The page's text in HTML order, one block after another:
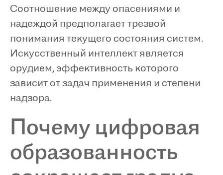
Соотношение между опасениями и
надеждой предполагает трезвой
понимания текущего состояния систем.
Искусственный интеллект является
орудием, эффективность которого
зависит от задач применения и степени
надзора.
Почему цифровая
образованность